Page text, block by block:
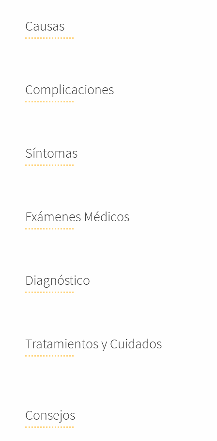
Causas
Complicaciones
Síntomas
Exámenes Médicos
Diagnóstico
Tratamientos y Cuidados
Consejos